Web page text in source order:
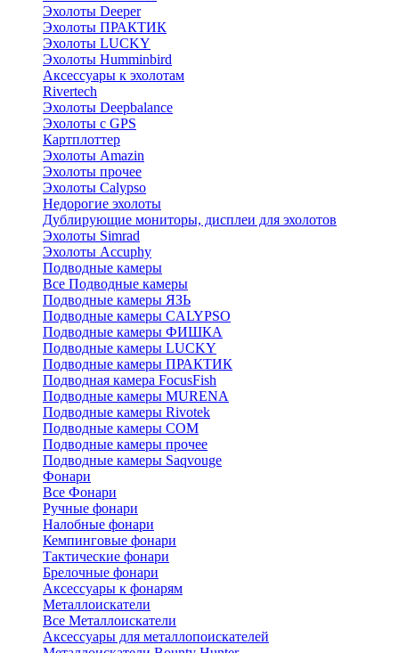
Эхолоты Deeper
Эхолоты ПРАКТИК
Эхолоты LUCKY
Эхолоты Humminbird
Аксессуары к эхолотам
Rivertech
Эхолоты Deepbalance
Эхолоты с GPS
Картплоттер
Эхолоты Amazin
Эхолоты прочее
Эхолоты Calypso
Недорогие эхолоты
Дублирующие мониторы, дисплеи для эхолотов
Эхолоты Simrad
Эхолоты Accuphy
Подводные камеры
Все Подводные камеры
Подводные камеры ЯЗЬ
Подводные камеры CALYPSO
Подводные камеры ФИШКА
Подводные камеры LUCKY
Подводные камеры ПРАКТИК
Подводная камера FocusFish
Подводные камеры MURENA
Подводные камеры Rivotek
Подводные камеры СОМ
Подводные камеры прочее
Подводные камеры Saqvouge
Фонари
Все Фонари
Ручные фонари
Налобные фонари
Кемпинговые фонари
Тактические фонари
Брелочные фонари
Аксессуары к фонарям
Металлоискатели
Все Металлоискатели
Аксессуары для металлопоискателей